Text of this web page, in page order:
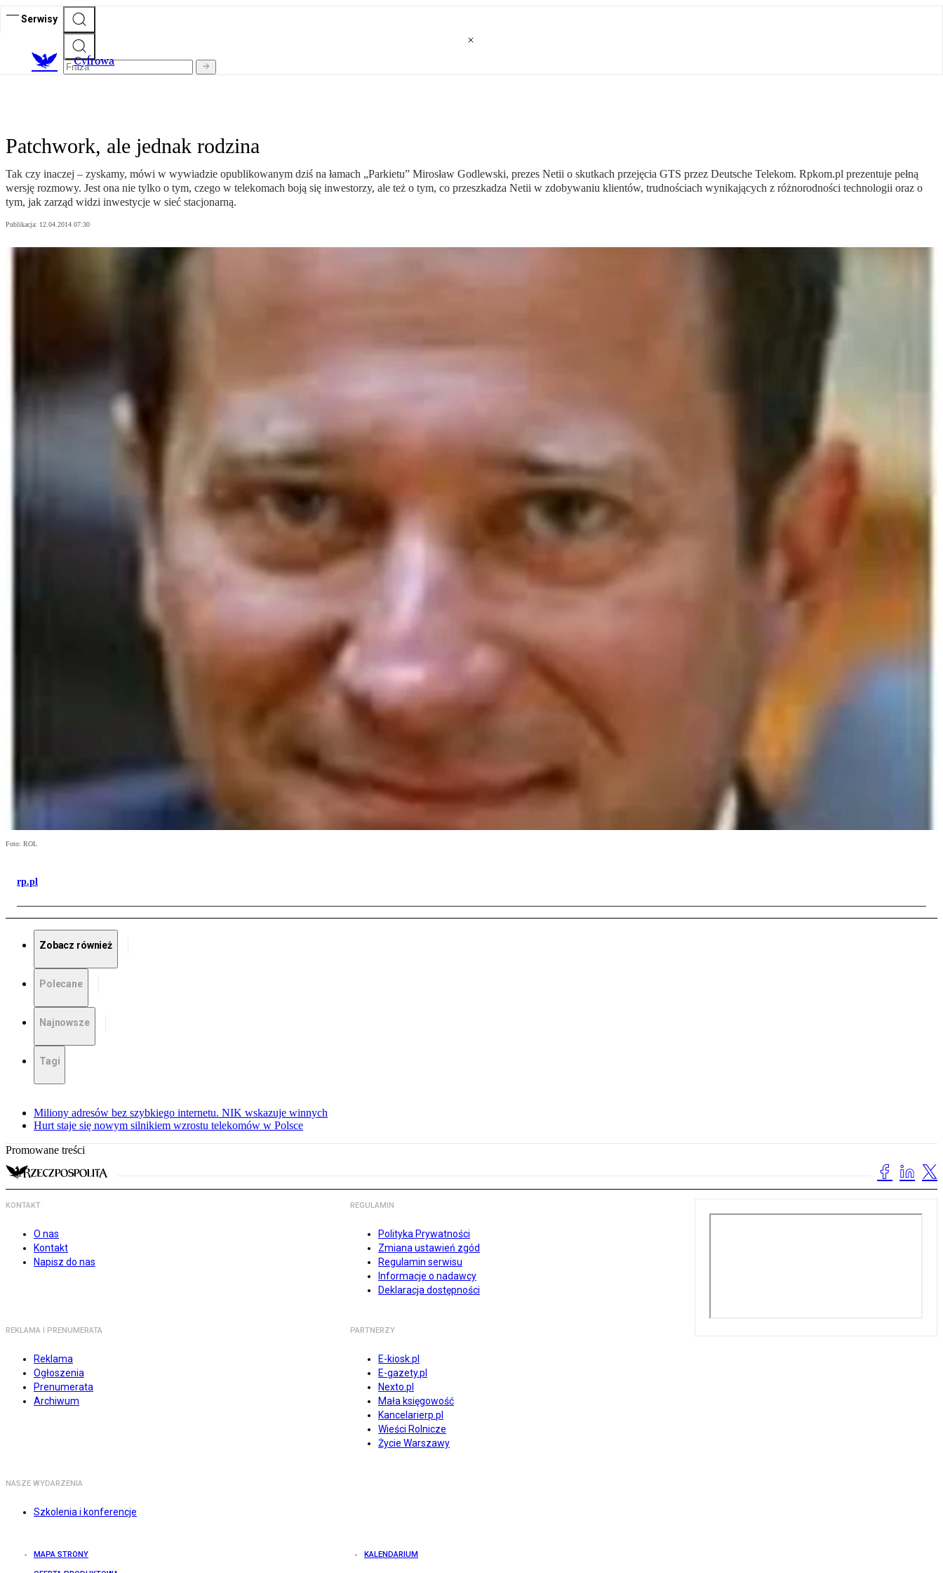
Serwisy
Cyfrowa
Patchwork, ale jednak rodzina
Tak czy inaczej – zyskamy, mówi w wywiadzie opublikowanym dziś na łamach „Parkietu” Mirosław Godlewski, prezes Netii o skutkach przejęcia GTS przez Deutsche Telekom. Rpkom.pl prezentuje pełną
wersję rozmowy. Jest ona nie tylko o tym, czego w telekomach boją się inwestorzy, ale też o tym, co przeszkadza Netii w zdobywaniu klientów, trudnościach wynikających z różnorodności technologii oraz o
tym, jak zarząd widzi inwestycje w sieć stacjonarną.
Publikacja: 12.04.2014 07:30
Foto: ROL
rp.pl
Zobacz również
Polecane
Najnowsze
Tagi
Miliony adresów bez szybkiego internetu. NIK wskazuje winnych
Hurt staje się nowym silnikiem wzrostu telekomów w Polsce
Promowane treści
KONTAKT
O nas
Kontakt
Napisz do nas
REGULAMIN
Polityka Prywatności
Zmiana ustawień zgód
Regulamin serwisu
Informacje o nadawcy
Deklaracja dostępności
REKLAMA I PRENUMERATA
Reklama
Ogłoszenia
Prenumerata
Archiwum
PARTNERZY
E-kiosk.pl
E-gazety.pl
Nexto.pl
Mała księgowość
Kancelarierp.pl
Wieści Rolnicze
Życie Warszawy
NASZE WYDARZENIA
Szkolenia i konferencje
MAPA STRONY KALENDARIUM